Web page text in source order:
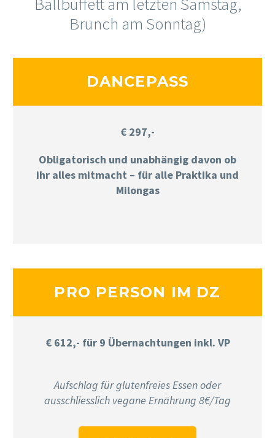
Brunch am Sonntag)
DANCEPASS
€ 297,-
Obligatorisch und unabhängig davon ob
ihr alles mitmacht – für alle Praktika und
Milongas
PRO PERSON IM DZ
€ 612,- für 9 Übernachtungen inkl. VP
Aufschlag für glutenfreies Essen oder
ausschliesslich vegane Ernährung 8€/Tag